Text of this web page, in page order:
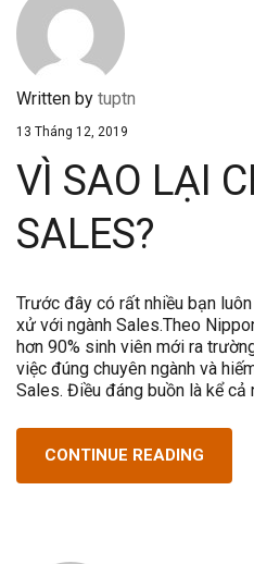
Written by tuptn
13 Tháng 12, 2019
VÌ SAO LẠI
SALES?
Trước đây có rất nhiều bạn
xử với ngành Sales.Theo
hơn 90% sinh viên mới ra
việc đúng chuyên ngành và
Sales. Điều đáng buồn là kể
CONTINUE READING